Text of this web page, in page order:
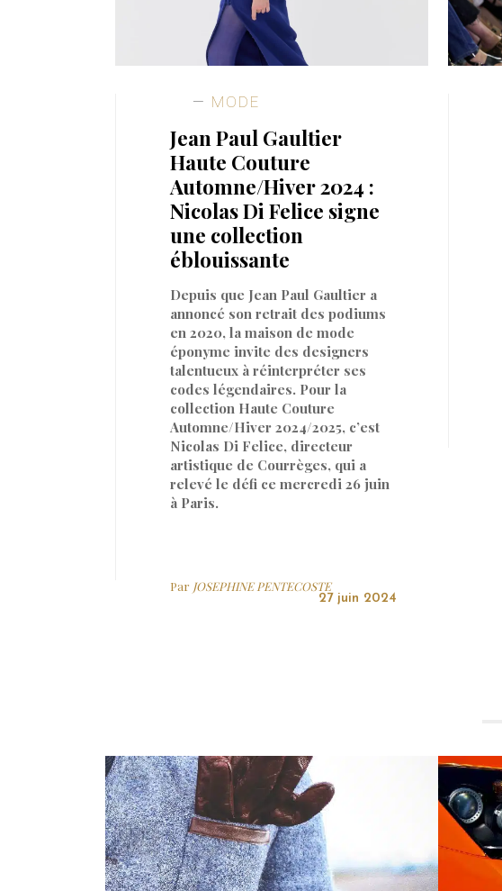
MODE
Jean Paul Gaultier
Haute Couture
Automne/Hiver 2024 :
Nicolas Di Felice signe
une collection
éblouissante
Depuis que Jean Paul Gaultier a
annoncé son retrait des podiums
en 2020, la maison de mode
éponyme invite des designers
talentueux à réinterpréter ses
codes légendaires. Pour la
collection Haute Couture
Automne/Hiver 2024/2025, c’est
Nicolas Di Felice, directeur
artistique de Courrèges, qui a
relevé le défi ce mercredi 26 juin
à Paris.
Par JOSEPHINE PENTECOSTE
27 juin 2024